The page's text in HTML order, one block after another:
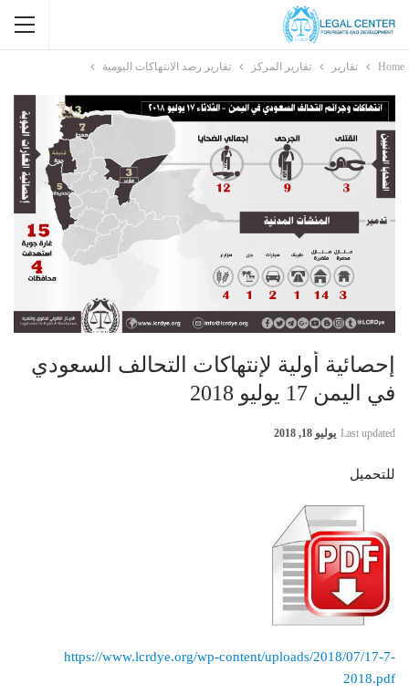
Home تقارير تقارير المركز تقارير رصد الانتهاكات اليومية
إحصائية أولية لإنتهاكات التحالف السعودي
في اليمن 17 يوليو 2018
Last updated يوليو 18, 2018
للتحميل
https://www.lcrdye.org/wp-content/uploads/2018/07/17-7-
2018.pdf